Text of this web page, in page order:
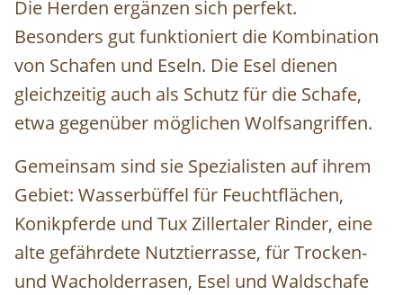
Die Herden ergänzen sich perfekt.
Besonders gut funktioniert die Kombination
von Schafen und Eseln. Die Esel dienen
gleichzeitig auch als Schutz für die Schafe,
etwa gegenüber möglichen Wolfsangriffen.
Gemeinsam sind sie Spezialisten auf ihrem
Gebiet: Wasserbüffel für Feuchtflächen,
Konikpferde und Tux Zillertaler Rinder, eine
alte gefährdete Nutztierrasse, für Trocken-
und Wacholderrasen, Esel und Waldschafe